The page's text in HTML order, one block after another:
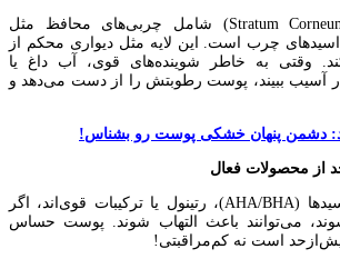
لایه شاخی پوست (Stratum Corneum) شامل چربی‌های محافظ مثل
چرب است. این لایه مثل دیواری محکم از
وقتی به خاطر شوینده‌های قوی، آب داغ یا
آسیب ببیند، پوست رطوبتش را از دست می‌دهد و
دشمن پنهان خشکی پوست رو بشناس!
محصولاتی که حاوی اسیدها (AHA/BHA)، رتینول یا ترکیبات قوی‌اند، اگر
می‌توانند باعث التهاب شوند. پوست حساس
است نه کم‌مراقبتی!